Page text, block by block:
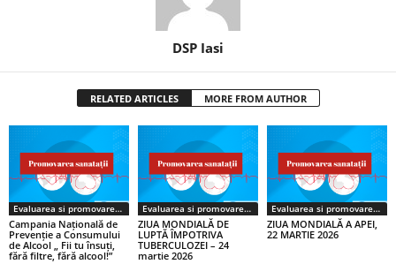
DSP Iasi
RELATED ARTICLES MORE FROM AUTHOR
Evaluarea si promovare sanatate
Campania Națională de
Prevenție a Consumului
de Alcool „ Fii tu însuți,
fără filtre, fără alcool!”
Evaluarea si promovare sanatate
ZIUA MONDIALĂ DE
LUPTĂ ÎMPOTRIVA
TUBERCULOZEI – 24
martie 2026
Evaluarea si promovare sanatate
ZIUA MONDIALĂ A APEI,
22 MARTIE 2026